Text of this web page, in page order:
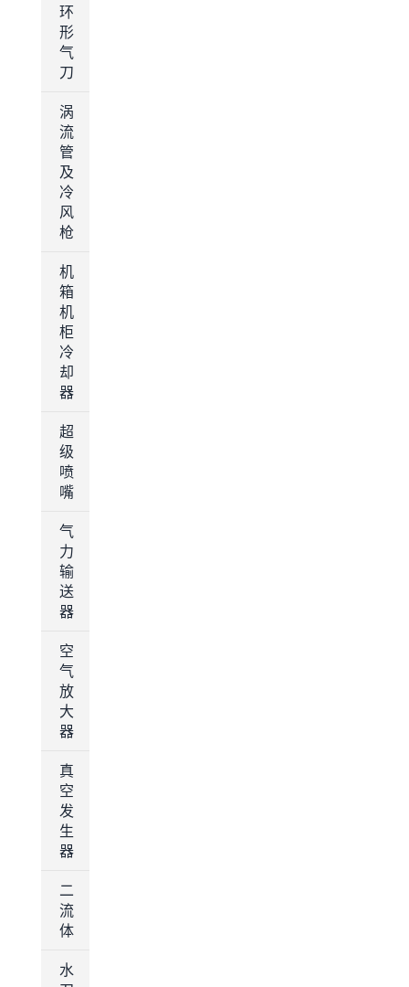
环
形
气
刀
涡
流
管
及
冷
风
枪
机
箱
机
柜
冷
却
器
超
级
喷
嘴
气
力
输
送
器
空
气
放
大
器
真
空
发
生
器
二
流
体
水